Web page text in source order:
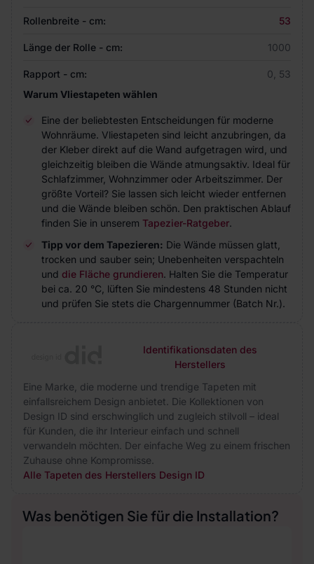
Rollenbreite - cm: 53
Länge der Rolle - cm: 1000
Rapport - cm:
0, 53
Warum Vliestapeten wählen
Eine der beliebtesten Entscheidungen für moderne
Wohnräume. Vliestapeten sind leicht anzubringen, da
der Kleber direkt auf die Wand aufgetragen wird, und
gleichzeitig bleiben die Wände atmungsaktiv. Ideal für
Schlafzimmer, Wohnzimmer oder Arbeitszimmer. Der
größte Vorteil? Sie lassen sich leicht wieder entfernen
und die Wände bleiben schön. Den praktischen Ablauf
finden Sie in unserem Tapezier-Ratgeber.
Tipp vor dem Tapezieren: Die Wände müssen glatt,
trocken und sauber sein; Unebenheiten verspachteln
und die Fläche grundieren. Halten Sie die Temperatur
bei ca. 20 °C, lüften Sie mindestens 48 Stunden nicht
und prüfen Sie stets die Chargennummer (Batch Nr.).
Identifikationsdaten des
Herstellers
Eine Marke, die moderne und trendige Tapeten mit
einfallsreichem Design anbietet. Die Kollektionen von
Design ID sind erschwinglich und zugleich stilvoll – ideal
für Kunden, die ihr Interieur einfach und schnell
verwandeln möchten. Der einfache Weg zu einem frischen
Zuhause ohne Kompromisse.
Alle Tapeten des Herstellers Design ID
Was benötigen Sie für die Installation?